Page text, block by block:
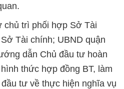
chủ trì phối hợp Sở Tài
Tài chính; UBND quận
dẫn Chủ đầu tư hoàn
thức hợp đồng BT, làm
tư về thực hiện nghĩa vụ